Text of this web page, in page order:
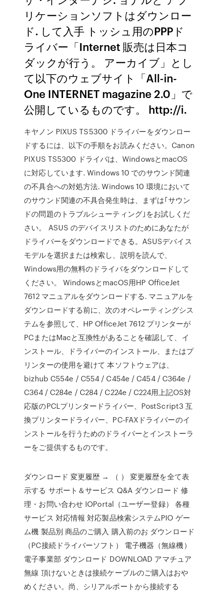
リケーションソフトはダウンロー
ド. して入手 トッシュ用のPPPド
ライバー「Internet 販売は日本コ
ダックが行う。 アーカイブ」とし
て以下のウェブサイト「All-in-
One INTERNET magazine 2.0」で
公開しているものです。 http://i.
キヤノン PIXUS TS5300 ドライバーをダウンロー
ドするには、以下の手順をお読みください。Canon
PIXUS TS5300 ドライバは、WindowsとmacOS
に対応しています. Windows 10 でのサウンド関連
の不具合への対処方法. Windows 10 環境において
のサウンド関連の不具合発生時は、まずは｢サウン
ドの問題のトラブルシューティング｣をお試しくだ
さい。 ASUS のデバイスリストのためにあなたが
ドライバーをダウンロードできる。ASUSデバイス
モデルを選択または検索し、説明を読んで、
Windows用の無料のドライバをダウンロードして
ください。 WindowsとmacOS用HP OfficeJet
7612 マニュアルをダウンロードする. マニュアルを
ダウンロードする前に、次のオペレーティングシス
テムを参照して、HP OfficeJet 7612 プリンターが
PCまたはMacと互換性があることを確認して、イ
ンストール、ドライバーのインストール、またはプ
リンターの使用を避けて 本ソフトウェアは、
bizhub C554e / C554 / C454e / C454 / C364e /
C364 / C284e / C284 / C224e / C224用上記OS対
応版のPCLプリンタードライバー、PostScript3 互
換プリンタードライバー、PC-FAXドライバーのイ
ンストールを行うためのドライバーとインストーラ
ーをご提供するものです。
ダウンロード 変更履歴 → （ ） 変更履歴を全て表
示する サポート＆サービス Q&A ダウンロード 修
理・お問い合わせ IOPortal（ユーザー登録） 各種
サービス 対応情報 対応製品検索システムPIO ゲー
ム機 製品別 商品のご購入 購入前のお ダウンロード
（PC接続ドライバーソフト） 電子機器（無線機）
電子事業部 ダウンロード DOWNLOAD アマチュア
無線 頂けないときは接続ケーブルのご購入はおや
めください。尚、シリアルポートから接続する